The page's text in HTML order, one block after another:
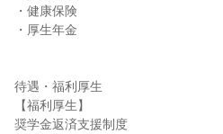
・健康保険
・厚生年金
待遇・福利厚生
【福利厚生】
奨学金返済支援制度